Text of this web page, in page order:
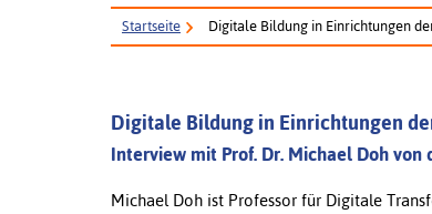
Startseite Digitale Bildung in Einrichtungen
Digitale Bildung in Einrichtungen
Interview mit Prof. Dr. Michael Doh
Michael Doh ist Professor für Digitale